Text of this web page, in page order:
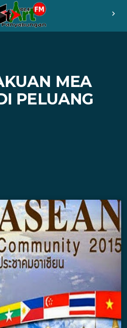
chevron_right
MEA
PELUANG